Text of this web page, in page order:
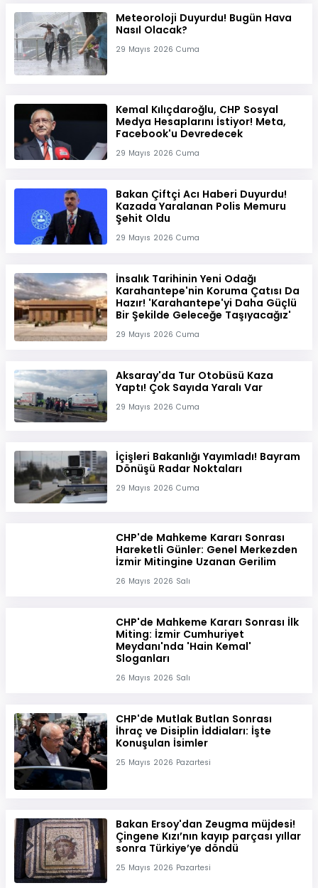
Meteoroloji Duyurdu! Bugün Hava
Nasıl Olacak?
29 Mayıs 2026 Cuma
Kemal Kılıçdaroğlu, CHP Sosyal
Medya Hesaplarını İstiyor! Meta,
Facebook'u Devredecek
29 Mayıs 2026 Cuma
Bakan Çiftçi Acı Haberi Duyurdu!
Kazada Yaralanan Polis Memuru
Şehit Oldu
29 Mayıs 2026 Cuma
İnsalık Tarihinin Yeni Odağı
Karahantepe'nin Koruma Çatısı Da
Hazır! 'Karahantepe'yi Daha Güçlü
Bir Şekilde Geleceğe Taşıyacağız'
29 Mayıs 2026 Cuma
Aksaray'da Tur Otobüsü Kaza
Yaptı! Çok Sayıda Yaralı Var
29 Mayıs 2026 Cuma
İçişleri Bakanlığı Yayımladı! Bayram
Dönüşü Radar Noktaları
29 Mayıs 2026 Cuma
CHP'de Mahkeme Kararı Sonrası
Hareketli Günler: Genel Merkezden
İzmir Mitingine Uzanan Gerilim
26 Mayıs 2026 Salı
CHP'de Mahkeme Kararı Sonrası İlk
Miting: İzmir Cumhuriyet
Meydanı'nda 'Hain Kemal'
Sloganları
26 Mayıs 2026 Salı
CHP'de Mutlak Butlan Sonrası
İhraç ve Disiplin İddiaları: İşte
Konuşulan İsimler
25 Mayıs 2026 Pazartesi
Bakan Ersoy'dan Zeugma müjdesi!
Çingene Kızı’nın kayıp parçası yıllar
sonra Türkiye’ye döndü
25 Mayıs 2026 Pazartesi